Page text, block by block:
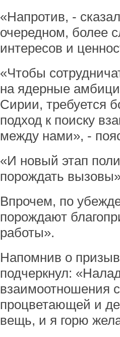
«Напротив, -
очередном, более
интересов и
«Чтобы
на ядерные
Сирии, требуется
подход к поиску
между нами», -
«И новый этап
порождать
Впрочем, по
порождают
работы».
Напомнив о
подчеркнул:
взаимоотношения
процветающей и
вещь, и я горю